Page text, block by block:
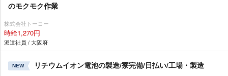
のモクモク作業
株式会社トーコー
時給1,270円
派遣社員 / 大阪府
NEW リチウムイオン電池の製造/寮完備/日払い/工場・製造